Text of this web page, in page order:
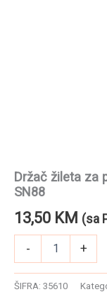
Držač žileta za
SN88
13,50 KM (sa
-
pedikir
+
ŠIFRA: 35610